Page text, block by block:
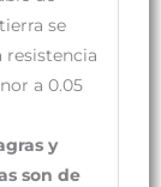
se
resistencia
a 0.05
y
son de